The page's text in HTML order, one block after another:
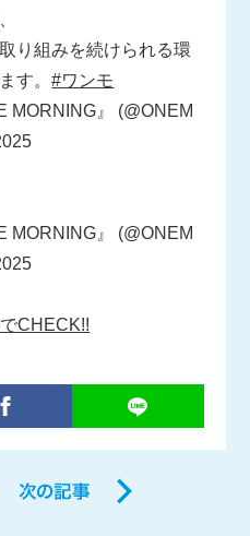
り組みを続けられる環
す。#ワンモ
』 (@ONEM
』 (@ONEM
CHECK!!